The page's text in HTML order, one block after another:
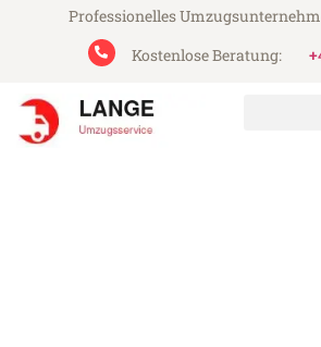
Professionelles
Kostenlose Beratung: